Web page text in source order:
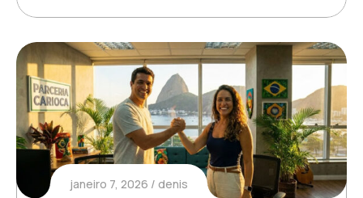
janeiro 7, 2026 denis